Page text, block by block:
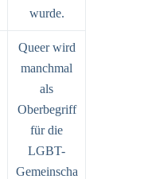
wurde.
Queer wird
manchmal
als
Oberbegriff
für die
LGBT-
Gemeinscha